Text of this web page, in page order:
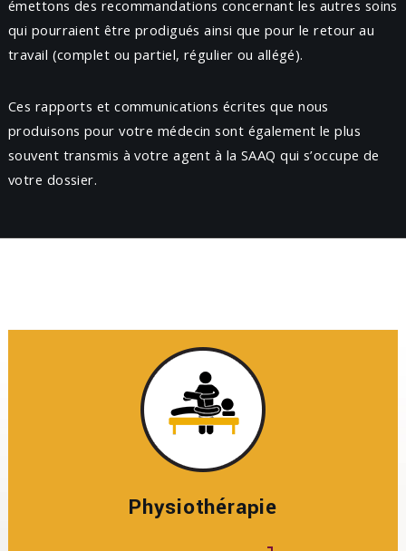
émettons des recommandations concernant les autres soins
qui pourraient être prodigués ainsi que pour le retour au
travail (complet ou partiel, régulier ou allégé).
Ces rapports et communications écrites que nous
produisons pour votre médecin sont également le plus
souvent transmis à votre agent à la SAAQ qui s’occupe de
votre dossier.
Physiothérapie